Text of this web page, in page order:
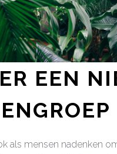
EEN
als mensen nadenken